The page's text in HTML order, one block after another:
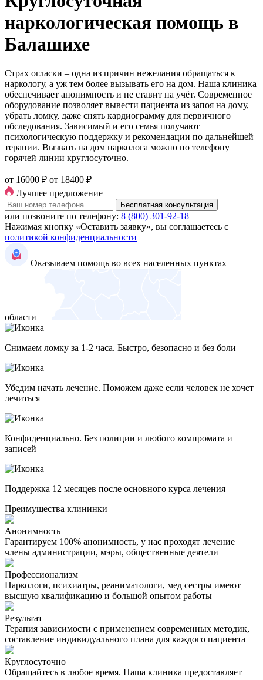
наркологическая помощь в
Балашихе
Страх огласки – одна из причин нежелания обращаться к
наркологу, а уж тем более вызывать его на дом. Наша клиника
обеспечивает анонимность и не ставит на учёт. Современное
оборудование позволяет вывести пациента из запоя на дому,
убрать ломку, даже снять кардиограмму для первичного
обследования. Зависимый и его семья получают
психологическую поддержку и рекомендации по дальнейшей
терапии. Вызвать на дом нарколога можно по телефону
горячей линии круглосуточно.
от 16000 ₽ от 18400 ₽
Лучшее предложение
Бесплатная консультация
или позвоните по телефону: 8 (800) 301-92-18
Нажимая кнопку «Оставить заявку», вы соглашаетесь с
политикой конфиденциальности
Оказываем помощь во всех населенных пунктах
области
Снимаем ломку за 1-2 часа. Быстро, безопасно и без боли
Убедим начать лечение. Поможем даже если человек не хочет
лечиться
Конфиденциально. Без полиции и любого компромата и
записей
Поддержка 12 месяцев после основного курса лечения
Преимущества клининки
Анонимность
Гарантируем 100% анонимность, у нас проходят лечение
члены администрации, мэры, общественные деятели
Профессионализм
Наркологи, психиатры, реаниматологи, мед сестры имеют
высшую квалификацию и большой опытом работы
Результат
Терапия зависимости с применением современных методик,
составление индивидуального плана для каждого пациента
Круглосуточно
Обращайтесь в любое время. Наша клиника предоставляет